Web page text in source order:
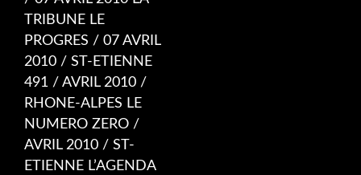
TRIBUNE LE
PROGRES / 07 AVRIL
2010 / ST-ETIENNE
491 / AVRIL 2010 /
RHONE-ALPES LE
NUMERO ZERO /
AVRIL 2010 / ST-
ETIENNE L’AGENDA